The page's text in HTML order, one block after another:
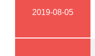
2019-08-05